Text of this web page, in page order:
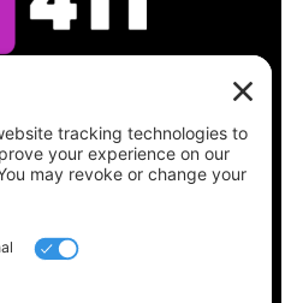
encuentre su
el estado de su
la información
enVote411.org.